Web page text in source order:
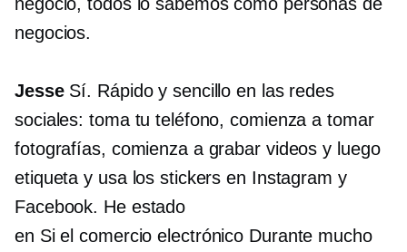
negocios.
JesseSí. Rápido y sencillo en las redes
sociales: toma tu teléfono, comienza a tomar
fotografías, comienza a grabar videos y luego
etiqueta y usa los stickers en Instagram y
Facebook. He estado
en Si el comercio electrónico Durante mucho